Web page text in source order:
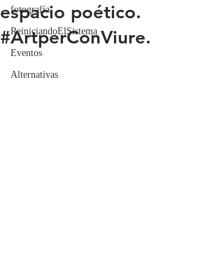
fotografía
ReiniciandoElSistema
Eventos
Alternativas
espacio poético.
#ArtperConViure.